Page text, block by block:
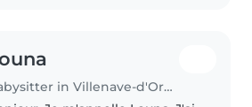
Babysitter in Villenave-d'Ornon